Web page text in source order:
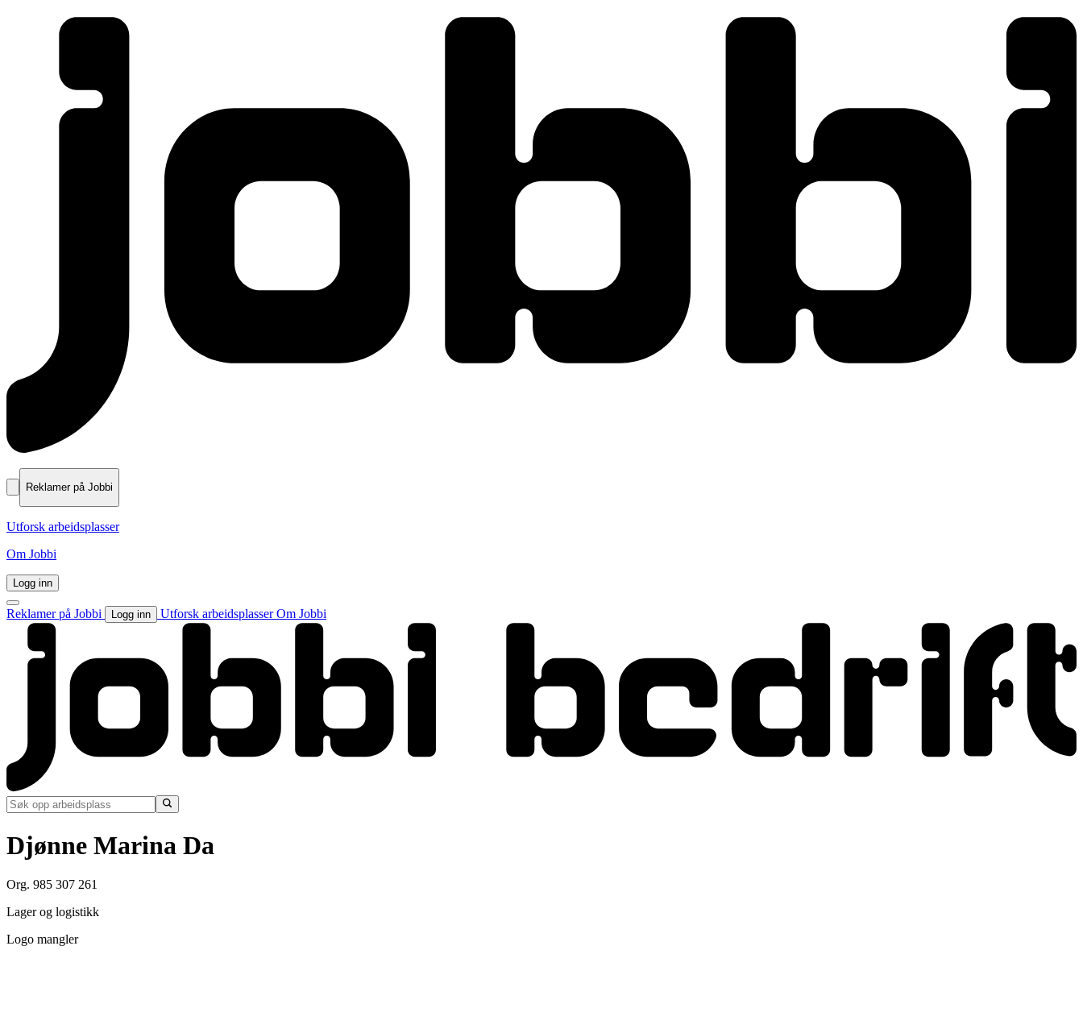
Reklamer på Jobbi
Utforsk arbeidsplasser
Om Jobbi
Logg inn
Reklamer på Jobbi Logg inn Utforsk arbeidsplasserOm Jobbi
Djønne Marina Da
Org. 985 307 261
Lager og logistikk
Logo mangler